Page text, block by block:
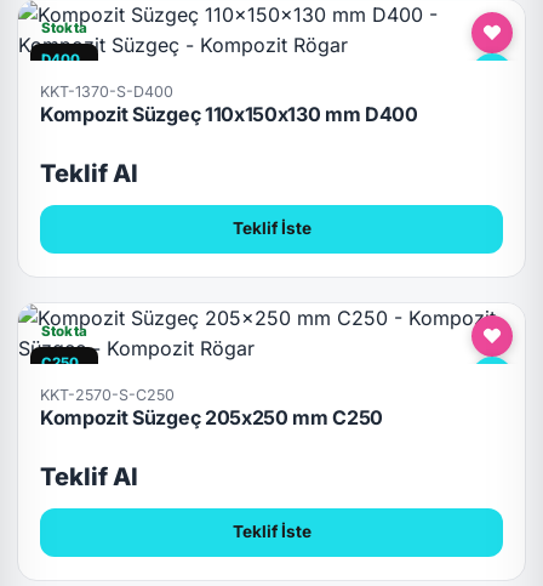
Stokta
D400
KKT-1370-S-D400
Kompozit Süzgeç 110x150x130 mm D400
Teklif Al
Teklif İste
Stokta
C250
KKT-2570-S-C250
Kompozit Süzgeç 205x250 mm C250
Teklif Al
Teklif İste